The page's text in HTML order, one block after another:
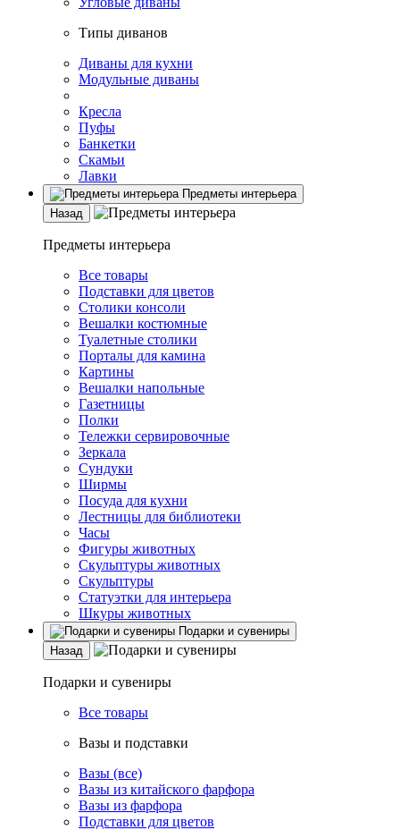
Типы диванов
Диваны для кухни
Модульные диваны
Кресла
Пуфы
Банкетки
Скамьи
Лавки
Предметы интерьера
Назад
Предметы интерьера
Все товары
Подставки для цветов
Столики консоли
Вешалки костюмные
Туалетные столики
Порталы для камина
Картины
Вешалки напольные
Газетницы
Полки
Тележки сервировочные
Зеркала
Сундуки
Ширмы
Посуда для кухни
Лестницы для библиотеки
Часы
Фигуры животных
Скульптуры животных
Скульптуры
Статуэтки для интерьера
Шкуры животных
Подарки и сувениры
Назад
Подарки и сувениры
Все товары
Вазы и подставки
Вазы (все)
Вазы из китайского фарфора
Вазы из фарфора
Подставки для цветов